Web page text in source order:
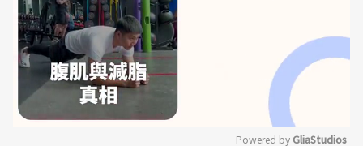
Powered by GliaStudios